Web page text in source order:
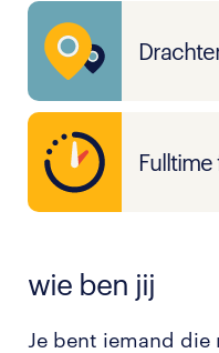
wie ben jij
Je bent iemand die